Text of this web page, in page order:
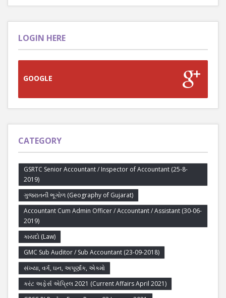
LOGIN HERE
GOOGLE
CATEGORY
GSRTC Senior Accountant / Inspector of Accountant (25-8-
2019)
ગુજરાતની ભૂગોળ (Geography of Gujarat)
Accountant Cum Admin Officer / Accountant / Assistant (30-06-
2019)
કાયદો (Law)
GMC Sub Auditor / Sub Accountant (23-09-2018)
સંખ્યા, વર્ગ, ઘન, અપૂર્ણાંક, એકમો
કરંટ અફેર્સ એપ્રિલ 2021 (Current Affairs April 2021)